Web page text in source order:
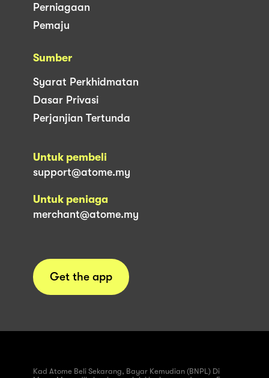
Perniagaan
Pemaju
Sumber
Syarat Perkhidmatan
Dasar Privasi
Perjanjian Tertunda
Untuk pembeli
support@atome.my
Untuk peniaga
merchant@atome.my
Get the app
Kad Atome Beli Sekarang, Bayar Kemudian (BNPL) Di